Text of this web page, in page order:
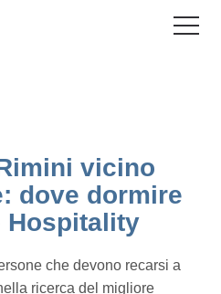
vicino
dove dormire
Hospitality
che devono recarsi a
ricerca del migliore